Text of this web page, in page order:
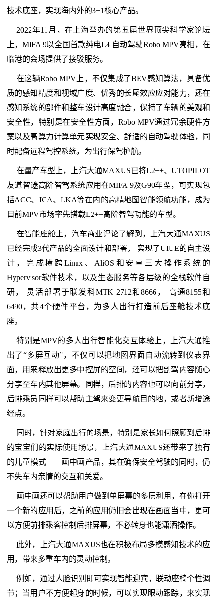
技术底座，实现海内外的3+1核心产品。
2022年11月，在上海举办的第五届世界顶尖科学家论坛
上，MIFA 9以全国首款纯电L4 自动驾驶Robo MPV亮相，在
临港的会场提供了接驳服务。
在这辆Robo MPV上，不仅集成了BEV感知算法，具备优
质的感知精度和视域广度、优秀的长尾效应应对能力，还在
感知系统的部件和整车设计高度融合，保持了车辆的美观和
安全性，特别是在安全性方面，Robo MPV通过冗余硬件方
案以及高算力计算单元实现安全、舒适的自动驾驶体验，同
时配备远程驾控系统，为出行保驾护航。
在量产车型上，上汽大通MAXUS已将L2++、UTOPILOT
友道智途高阶智驾系统应用在MIFA 9及G90车型，可实现包
括ACC、ICA、LKA等在内的高精地图智能领航功能，成为
目前MPV市场率先搭载L2++高阶智驾功能的车型。
在智能座舱上，汽车商业评论了解到，上汽大通MAXUS
已经完成3代产品的全面设计和部署， 实现了UIUE的自主设
计，完成横跨Linux、AliOS和安卓三大操作系统的
Hypervisor软件技术，以及生态服务等各层级的全栈软件自
研， 灵活部署于联发科MTK 2712和8666， 高通8155和
6490，共4个硬件平台，为多人出行打造前后座舱技术底
座。
特别是MPV的多人出行智能化交互体验上，上汽大通推
出了“多屏互动”，不仅可以把地图界面自动流转到仪表界
面，用来释放出更多中控屏的空间，还可以把副驾内容随心
分享至车内其他屏幕。同样，后排的内容也可以向前分享，
后排乘员同样可以帮助主驾来变更导航目的地，或者新增途
经点。
同时，针对家庭出行的场景，特别是家长如何照顾到后排
的宝宝们的实际使用场景，上汽大通MAXUS还带来了独有
的儿童模式——画中画产品，其在确保安全驾驶的同时，仍
不失车内亲情的交互和关爱。
画中画还可以帮助用户做到单屏幕的多层利用，在你打开
一个新的应用后，之前的应用仍旧会出现在画面当中，更可
以方便前排乘客控制后排屏幕，不必转身也能潇洒操作。
此外，上汽大通MAXUS也在积极布局多模感知技术的应
用，带来多重车内的灵动控制。
例如，通过人脸识别即可实现智能迎宾，联动座椅个性调
节；当用户不方便起身的时候，可以实现眼动跟踪，来实现